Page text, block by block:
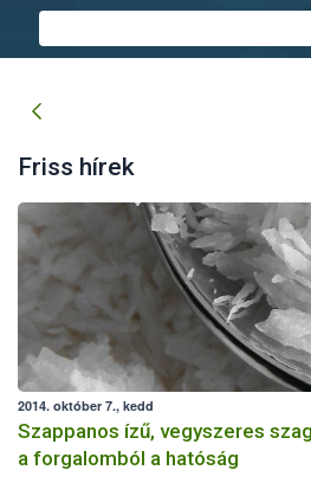
Friss hírek
2014. október 7., kedd
Szappanos ízű, vegyszeres
a forgalomból a hatóság